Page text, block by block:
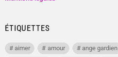
ÉTIQUETTES
aimer amour ange gardien